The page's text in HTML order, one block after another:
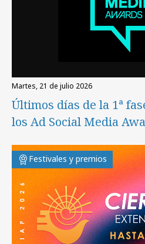
martes, 21 de julio 2026
Últimos días de la 1ª
los Ad Social Media
Festivales y premios